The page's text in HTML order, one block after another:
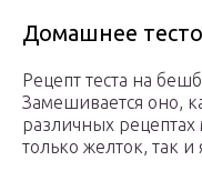
Домашнее
Рецепт теста на
Замешивается оно,
различных рецептах
только желток, так